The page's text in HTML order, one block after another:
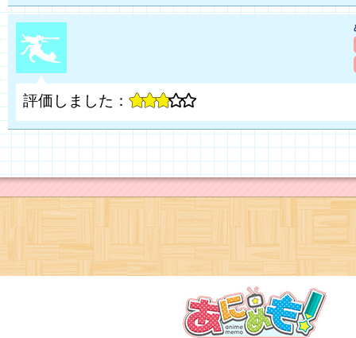
評価しました：